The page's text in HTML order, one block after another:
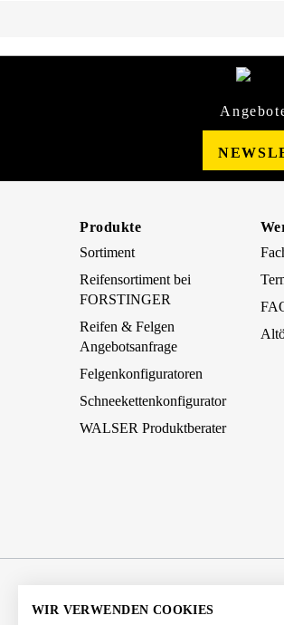
Produkte
Sortiment
Reifensortiment bei
FORSTINGER
Reifen & Felgen
Angebotsanfrage
Felgenkonfiguratoren
Schneekettenkonfigurator
WALSER Produktberater
AGB Impressum
WIR VERWENDEN COOKIES